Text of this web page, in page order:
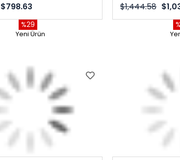
$798.63
%29
Yeni Ürün
$1,444.58